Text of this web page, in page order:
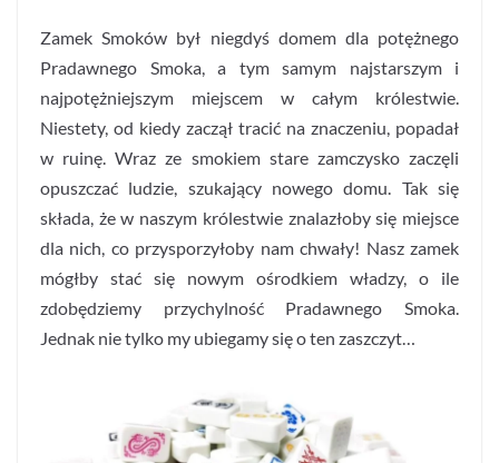
Zamek Smoków był niegdyś domem dla potężnego
Pradawnego Smoka, a tym samym najstarszym i
najpotężniejszym miejscem w całym królestwie.
Niestety, od kiedy zaczął tracić na znaczeniu, popadał
w ruinę. Wraz ze smokiem stare zamczysko zaczęli
opuszczać ludzie, szukający nowego domu. Tak się
składa, że w naszym królestwie znalazłoby się miejsce
dla nich, co przysporzyłoby nam chwały! Nasz zamek
mógłby stać się nowym ośrodkiem władzy, o ile
zdobędziemy przychylność Pradawnego Smoka.
Jednak nie tylko my ubiegamy się o ten zaszczyt…